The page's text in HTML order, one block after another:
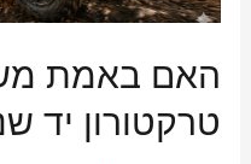
האם באמת
טרקטורון יד